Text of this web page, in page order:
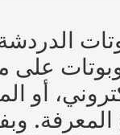
الدردشة
أو
المعرفة.